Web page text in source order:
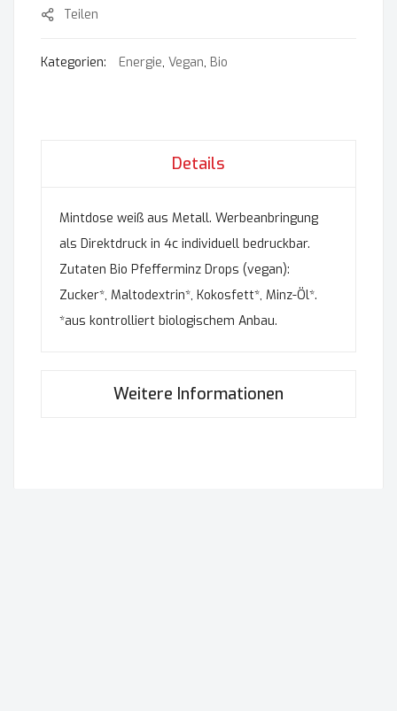
Teilen
Kategorien: Energie, Vegan, Bio
Details
Mintdose weiß aus Metall. Werbeanbringung
als Direktdruck in 4c individuell bedruckbar.
Zutaten Bio Pfefferminz Drops (vegan):
Zucker*, Maltodextrin*, Kokosfett*, Minz-Öl*.
*aus kontrolliert biologischem Anbau.
Weitere Informationen